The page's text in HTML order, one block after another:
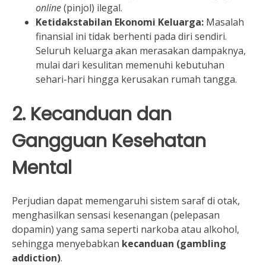
online(pinjol) ilegal.
Ketidakstabilan Ekonomi Keluarga: Masalah
finansial ini tidak berhenti pada diri sendiri.
Seluruh keluarga akan merasakan dampaknya,
mulai dari kesulitan memenuhi kebutuhan
sehari-hari hingga kerusakan rumah tangga.
2. Kecanduan dan
Gangguan Kesehatan
Mental
Perjudian dapat memengaruhi sistem saraf di otak,
menghasilkan sensasi kesenangan (pelepasan
dopamin) yang sama seperti narkoba atau alkohol,
sehingga menyebabkan kecanduan (gambling
addiction).